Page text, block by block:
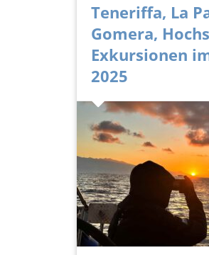
Teneriffa, La
Gomera,
Exkursionen
2025